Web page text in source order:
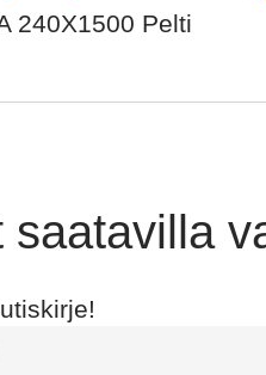
240X1500 Pelti
saatavilla